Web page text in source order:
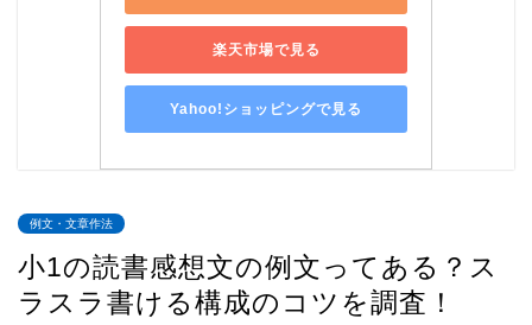
楽天市場で見る
Yahoo!ショッピングで見る
例文・文章作法
小1の読書感想文の例文ってある？ス
ラスラ書ける構成のコツを調査！